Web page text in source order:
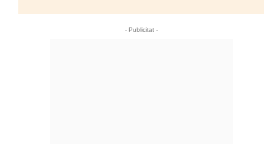
- Publicitat -